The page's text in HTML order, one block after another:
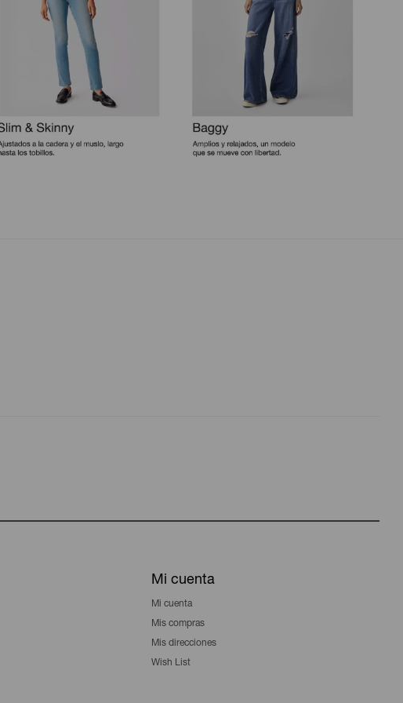
Mi cuenta
Mi cuenta
Mis compras
Mis direcciones
Wish List